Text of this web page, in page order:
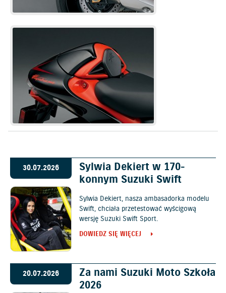
30.07.2026
Sylwia Dekiert w 170-
konnym Suzuki Swift
Sylwia Dekiert, nasza ambasadorka modelu
Swift, chciała przetestować wyścigową
wersję Suzuki Swift Sport.
DOWIEDZ SIĘ WIĘCEJ
20.07.2026
Za nami Suzuki Moto Szkoła
2026